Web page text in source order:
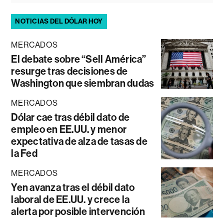
NOTICIAS DEL DÓLAR HOY
MERCADOS
El debate sobre “Sell América”
resurge tras decisiones de
Washington que siembran dudas
MERCADOS
Dólar cae tras débil dato de
empleo en EE.UU. y menor
expectativa de alza de tasas de
la Fed
MERCADOS
Yen avanza tras el débil dato
laboral de EE.UU. y crece la
alerta por posible intervención